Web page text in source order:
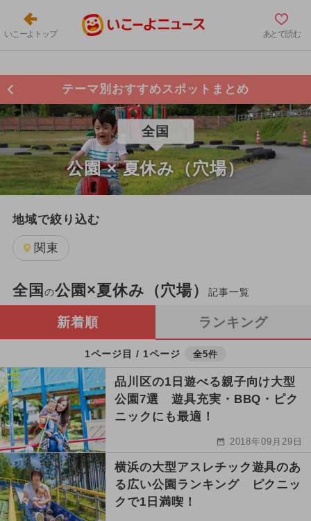
いこーよトップ あとで読む
テーマ別おすすめスポットまとめ
全国
公園 × 夏休み（穴場）
地域で絞り込む
関東
全国 の公園×夏休み（穴場）記事一覧
新着順 ランキング
1ページ目 / 1ページ 全5件
品川区の1日遊べる親子向け大型
公園7選 遊具充実・BBQ・ピク
ニックにも最適！
2018年09月29日
横浜の大型アスレチック遊具のあ
る広い公園ランキング ピクニッ
クで1日満喫！